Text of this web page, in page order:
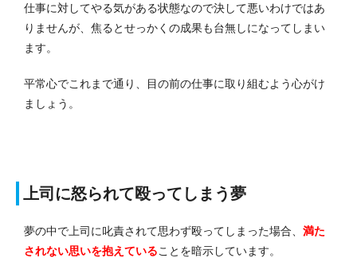
仕事に対してやる気がある状態なので決して悪いわけではあ
りませんが、焦るとせっかくの成果も台無しになってしまい
ます。
平常心でこれまで通り、目の前の仕事に取り組むよう心がけ
ましょう。
上司に怒られて殴ってしまう夢
夢の中で上司に叱責されて思わず殴ってしまった場合、 満た
されない思いを抱えていることを暗示しています。